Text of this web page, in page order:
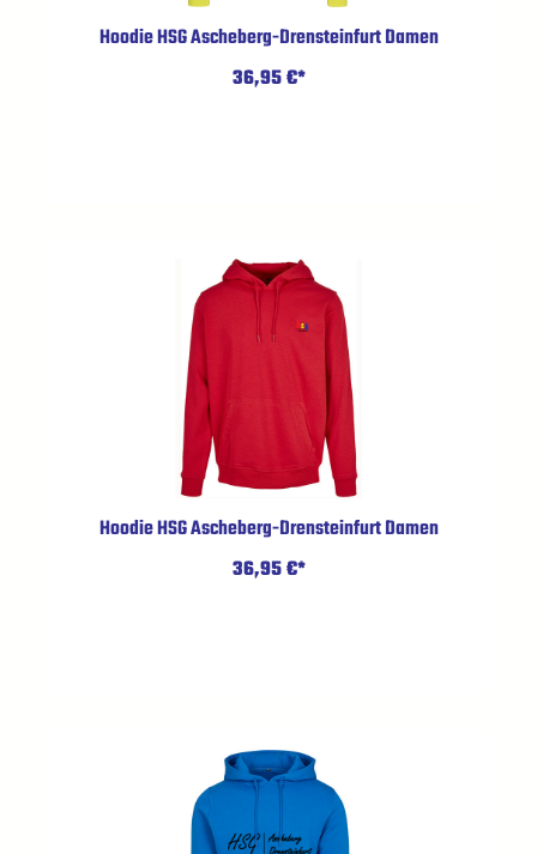
Hoodie HSG Ascheberg-Drensteinfurt Damen
36,95 €*
Hoodie HSG Ascheberg-Drensteinfurt Damen
36,95 €*